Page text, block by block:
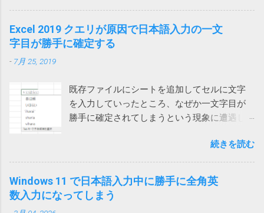
という連絡があったので、再度アドインをオ
フにしてみましたが、今回は解決しませんで
形式で保存され、文字化けしなくなりま...
の起動モードの一つでした。 それではと、オ
ートメーションブラウザーを使ってみるとオ
ました。 また、IEのサポート終了が来年2022
年6月に迫っているというのもひっかかりま
す。 ダウンロードフォルダーを空にする では
はダウンロードする前にダウンロードフォル
ル名がわからないファイルをコピーする方法
いやこれ、私なんかはダウンロードフォルダ
てイラッとしていました。 そうこうするうちに職場内からも
問い合わせがあったのでMicrosoftに問い合わせてみました。
その結果、Microsoftでも現象を再現することができ、Teams
とIMEの問題であり、修正が必要だと認識しているけれど時期
は未定という事でした。 回避策としては、どれでもいいから
になるという事でした。 他のウィンドウ（ブラウザや他のア
プリ）をクリックしてからTeamsに戻って日本語入力すると
確かに直接入力できるようになりました。（デスクトップを
クリックしても解消しました） 一回解消すれば、Teamsを再
起動するまでは問題は再現しないようです。普通は再起動し
ないので一日一回クリックすれば回避できるということにな
ります。 ひと手間かかるとはいえ、手軽に確実に回避できる
ようになったのは嬉しいです。
Excel 2019 クエリが原因で日本語入力の一文
字目が勝手に確定する
- 7月 25, 2019
既存ファイルにシートを追加してセルに文字
を入力していったところ、なぜか一文字目が
勝手に確定されてしまうという現象に遭遇し
に、例えば「支払い」と入力しようとする
と、shiharaiのsを入れた時点で確定されてしま
い、「s いはらい 」のようになってしまいま
す。 消しては入力やり直しなので異常に入力
しづらい。大量に入力する必要がある方は絶
続きを読む
Windows 11 で日本語入力中に勝手に全角英
数入力になってしまう